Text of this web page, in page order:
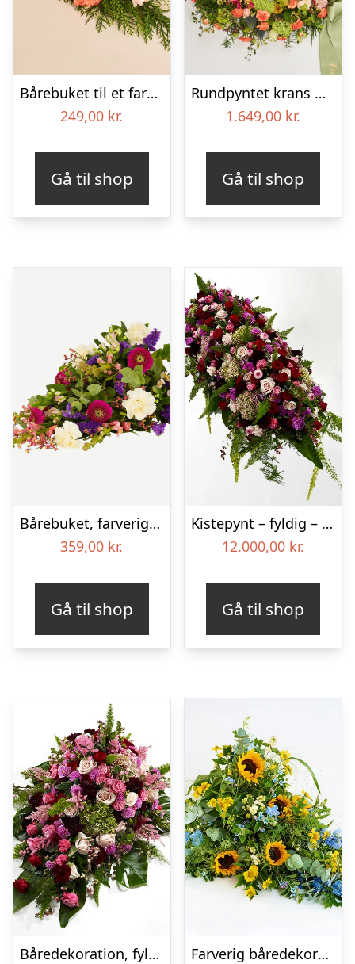
Bårebuket til et farverigt minde
249,00 kr.
Gå til shop
Rundpyntet krans med bånd – Et farverigt farvel
1.649,00 kr.
Gå til shop
Bårebuket, farverig (Floristens kreative valg)
359,00 kr.
Gå til shop
Kistepynt – fyldig – Blomster til begravelse
12.000,00 kr.
Gå til shop
Båredekoration, fyldig – Blomster til begravelse
Farverig båredekoration i gul og blå – Blomster til begravelse